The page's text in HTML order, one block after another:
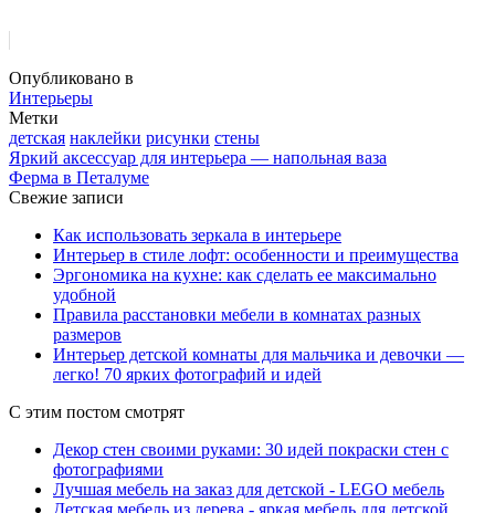
Опубликовано в
Интерьеры
Метки
детская наклейки рисунки стены
Яркий аксессуар для интерьера — напольная ваза
Ферма в Петалуме
Свежие записи
Как использовать зеркала в интерьере
Интерьер в стиле лофт: особенности и преимущества
Эргономика на кухне: как сделать ее максимально
удобной
Правила расстановки мебели в комнатах разных
размеров
Интерьер детской комнаты для мальчика и девочки —
легко! 70 ярких фотографий и идей
С этим постом смотрят
Декор стен своими руками: 30 идей покраски стен с
фотографиями
Лучшая мебель на заказ для детской - LEGO мебель
Детская мебель из дерева - яркая мебель для детской